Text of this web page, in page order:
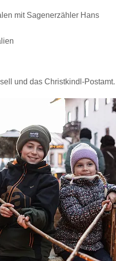
mit Sagenerzähler Hans
und das Christkindl-Postamt.